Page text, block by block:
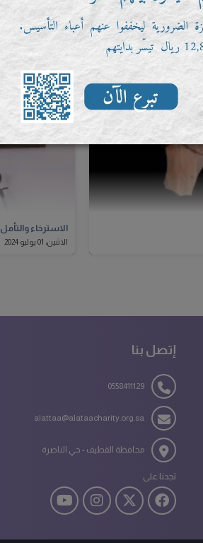
بيتي اخضر
الاسترخاء والتأمل
الاثنين، 01 يوليو 2024
إتصل بنا
0558411129
alattaa@alataacharity.org.sa
محافظة القطيف - حي الناصرة
تجدنا على